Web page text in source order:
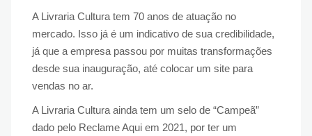
A Livraria Cultura tem 70 anos de atuação no
mercado. Isso já é um indicativo de sua credibilidade,
já que a empresa passou por muitas transformações
desde sua inauguração, até colocar um site para
vendas no ar.
A Livraria Cultura ainda tem um selo de “Campeã”
dado pelo Reclame Aqui em 2021, por ter um